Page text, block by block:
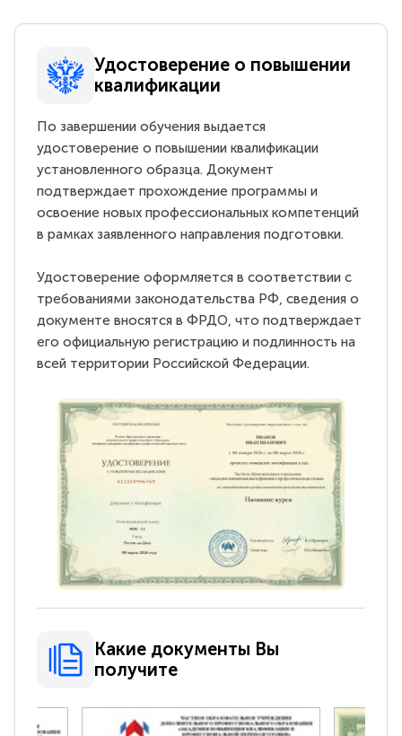
Удостоверение о повышении
квалификации
По завершении обучения выдается
удостоверение о повышении квалификации
установленного образца. Документ
подтверждает прохождение программы и
освоение новых профессиональных компетенций
в рамках заявленного направления подготовки.
Удостоверение оформляется в соответствии с
требованиями законодательства РФ, сведения о
документе вносятся в ФРДО, что подтверждает
его официальную регистрацию и подлинность на
всей территории Российской Федерации.
Какие документы Вы
получите